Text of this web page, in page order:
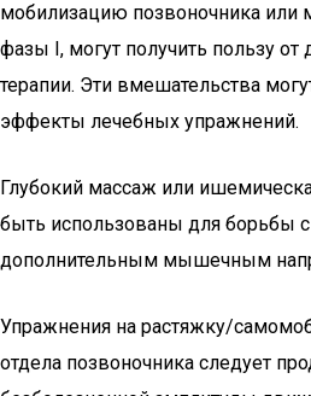
мобилизацию позвоночника или
фазы I, могут получить пользу
терапии. Эти вмешательства
эффекты лечебных упражнений.
Глубокий массаж или
быть использованы для борьбы
дополнительным мышечным
Упражнения на растяжку/
отдела позвоночника следует